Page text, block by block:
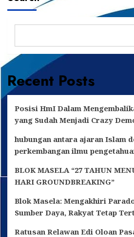
Recent Posts
Posisi HmI Dalam
yang Sudah Menjadi Crazy
hubungan antara ajaran Islam
perkembangan ilmu
BLOK MASELA “27 TAHUN
HARI GROUNDBREAKING”
Blok Masela: Mengakhiri
Sumber Daya, Rakyat Tetap
Ratusan Relawan Edi Oloan